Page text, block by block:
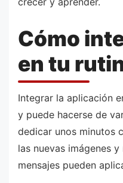
Cómo
en tu
Integrar la aplicación
y puede hacerse de
dedicar unos minutos
las nuevas imágenes
mensajes pueden